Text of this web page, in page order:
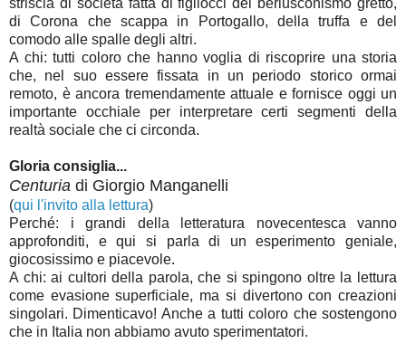
di Corona che scappa in Portogallo, della truffa e del
comodo alle spalle degli altri.
A chi: tutti coloro che hanno voglia di riscoprire una storia
che, nel suo essere fissata in un periodo storico ormai
remoto, è ancora tremendamente attuale e fornisce oggi un
importante occhiale per interpretare certi segmenti della
realtà sociale che ci circonda.
Gloria consiglia...
Centuria di Giorgio Manganelli
(qui l'invito alla lettura)
Perché: i grandi della letteratura novecentesca vanno
approfonditi, e qui si parla di un esperimento geniale,
giocosissimo e piacevole.
A chi: ai cultori della parola, che si spingono oltre la lettura
come evasione superficiale, ma si divertono con creazioni
singolari. Dimenticavo! Anche a tutti coloro che sostengono
che in Italia non abbiamo avuto sperimentatori.